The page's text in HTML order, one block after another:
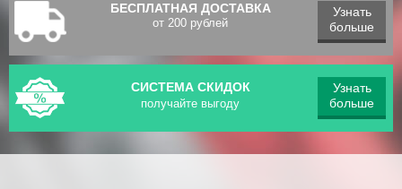
БЕСПЛАТНАЯ ДОСТАВКА
от 200 рублей
Узнать
больше
СИСТЕМА СКИДОК
получайте выгоду
Узнать
больше